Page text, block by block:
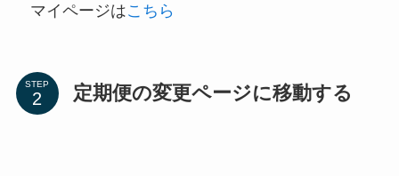
マイページはこちら
STEP 定期便の変更ページに移動する